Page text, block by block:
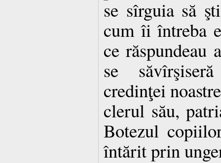
se sîrguia să
cum îi întreba
ce răspundeau
se
credinţei
clerul său,
Botezul
întărit prin